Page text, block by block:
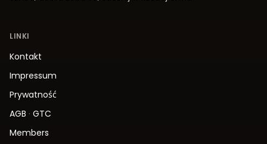
LINKI
Kontakt
Impressum
Prywatność
AGB · GTC
Members